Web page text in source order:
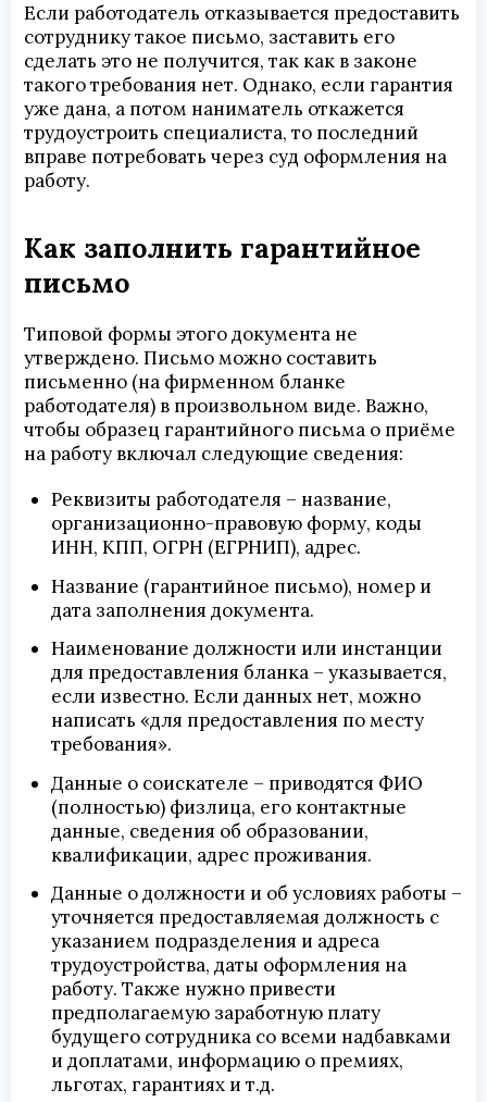
Если работодатель отказывается предоставить
сотруднику такое письмо, заставить его
сделать это не получится, так как в законе
такого требования нет. Однако, если гарантия
уже дана, а потом наниматель откажется
трудоустроить специалиста, то последний
вправе потребовать через суд оформления на
работу.
Как заполнить гарантийное
письмо
Типовой формы этого документа не
утверждено. Письмо можно составить
письменно (на фирменном бланке
работодателя) в произвольном виде. Важно,
чтобы образец гарантийного письма о приёме
на работу включал следующие сведения:
Реквизиты работодателя – название,
организационно-правовую форму, коды
ИНН, КПП, ОГРН (ЕГРНИП), адрес.
Название (гарантийное письмо), номер и
дата заполнения документа.
Наименование должности или инстанции
для предоставления бланка – указывается,
если известно. Если данных нет, можно
написать «для предоставления по месту
требования».
Данные о соискателе – приводятся ФИО
(полностью) физлица, его контактные
данные, сведения об образовании,
квалификации, адрес проживания.
Данные о должности и об условиях работы –
уточняется предоставляемая должность с
указанием подразделения и адреса
трудоустройства, даты оформления на
работу. Также нужно привести
предполагаемую заработную плату
будущего сотрудника со всеми надбавками
и доплатами, информацию о премиях,
льготах, гарантиях и т.д.